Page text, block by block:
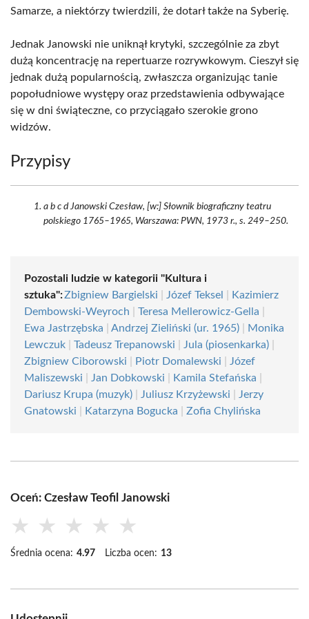
Samarze, a niektórzy twierdzili, że dotarł także na Syberię.
Jednak Janowski nie uniknął krytyki, szczególnie za zbyt
dużą koncentrację na repertuarze rozrywkowym. Cieszył się
jednak dużą popularnością, zwłaszcza organizując tanie
popołudniowe występy oraz przedstawienia odbywające
się w dni świąteczne, co przyciągało szerokie grono
widzów.
Przypisy
a b c d Janowski Czesław, [w:] Słownik biograficzny teatru
polskiego 1765–1965, Warszawa: PWN, 1973 r., s. 249–250.
Pozostali ludzie w kategorii "Kultura i
sztuka":Zbigniew Bargielski Józef Teksel
Kazimierz
Dembowski-Weyroch
Teresa Mellerowicz-Gella
Ewa Jastrzębska
Andrzej Zieliński (ur. 1965)
Monika
Lewczuk
Tadeusz Trepanowski Jula (piosenkarka)
Zbigniew Ciborowski
Piotr Domalewski
Józef
Maliszewski
Jan Dobkowski Kamila Stefańska
Dariusz Krupa (muzyk)
Juliusz Krzyżewski
Jerzy
Gnatowski
Katarzyna Bogucka Zofia Chylińska
Oceń: Czesław Teofil Janowski
★ ★ ★ ★ ★
Średnia ocena: 4.97 Liczba ocen: 13